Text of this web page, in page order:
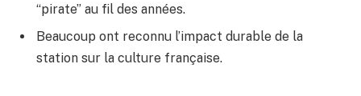
“pirate” au fil des années.
Beaucoup ont reconnu l’impact durable de la
station sur la culture française.